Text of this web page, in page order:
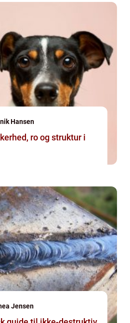
Hansen
ro og struktur i
Jensen